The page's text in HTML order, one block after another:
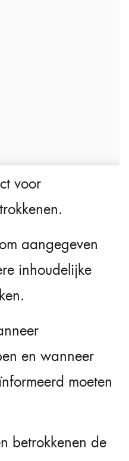
voor
aangegeven
inhoudelijke
en wanneer
moeten
betrokkenen de